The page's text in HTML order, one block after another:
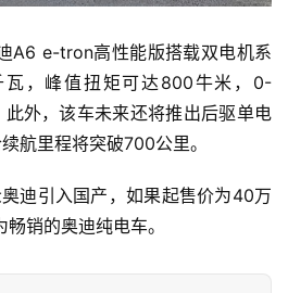
e-tron高性能版搭载双电机系
，峰值扭矩可达800牛米，0-
外，该车未来还将推出后驱单电
航里程将突破700公里。
迪引入国产，如果起售价为40万
销的奥迪纯电车。